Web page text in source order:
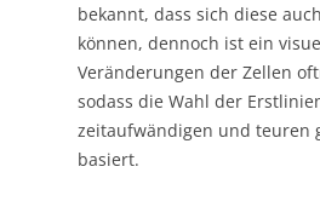
bekannt, dass sich diese
können, dennoch ist ein
Veränderungen der Zellen
sodass die Wahl der
zeitaufwändigen und teuren
basiert.